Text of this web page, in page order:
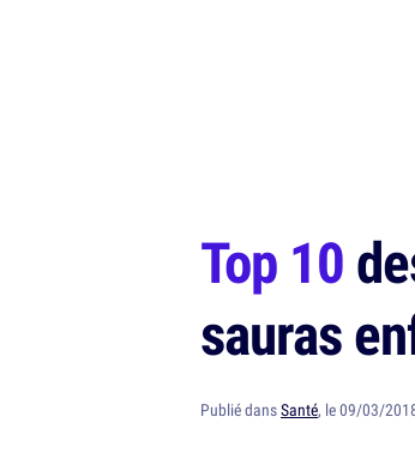
Top 10
sauras
Publié dansSanté, le 09/03/